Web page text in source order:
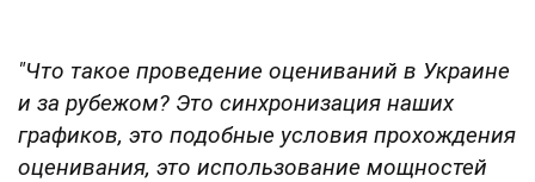
"Что такое проведение оцениваний в Украине
и за рубежом? Это синхронизация наших
графиков, это подобные условия прохождения
оценивания, это использование мощностей